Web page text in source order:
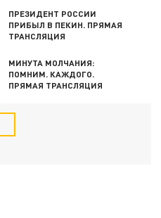
ПРЕЗИДЕНТ РОССИИ
ПРИБЫЛ В ПЕКИН. ПРЯМАЯ
ТРАНСЛЯЦИЯ
МИНУТА МОЛЧАНИЯ:
ПОМНИМ. КАЖДОГО.
ПРЯМАЯ ТРАНСЛЯЦИЯ